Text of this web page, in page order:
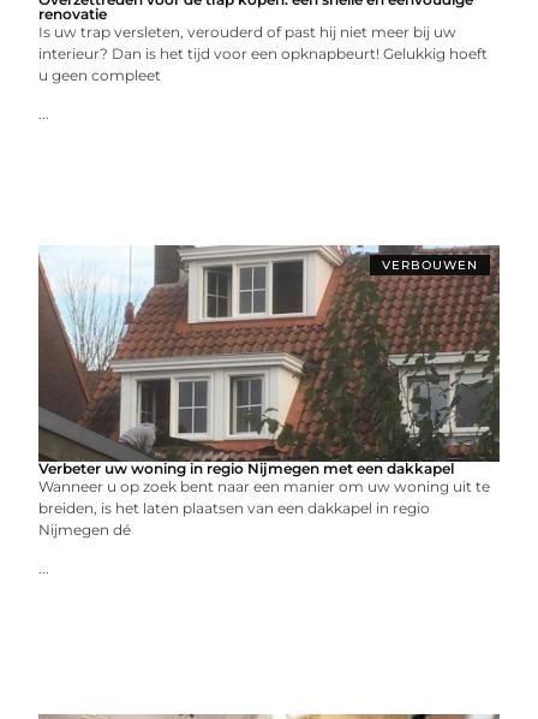
renovatie
Is uw trap versleten, verouderd of past hij niet meer bij uw
interieur? Dan is het tijd voor een opknapbeurt! Gelukkig hoeft
u geen compleet
...
VERBOUWEN
Verbeter uw woning in regio Nijmegen met een dakkapel
Wanneer u op zoek bent naar een manier om uw woning uit te
breiden, is het laten plaatsen van een dakkapel in regio
Nijmegen dé
...